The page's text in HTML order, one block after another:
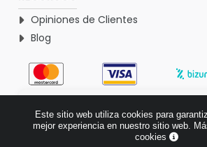
Opiniones de Clientes
Blog
Basado en 1765
Este sitio web utiliza cookies para
mejor experiencia en nuestro sitio web.
cookies